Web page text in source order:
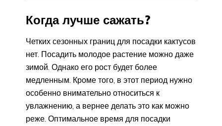
Когда лучше сажать?
Четких сезонных границ для посадки кактусов
нет. Посадить молодое растение можно даже
зимой. Однако его рост будет более
медленным. Кроме того, в этот период нужно
особенно внимательно относиться к
увлажнению, а вернее делать это как можно
реже. Оптимальное время для посадки